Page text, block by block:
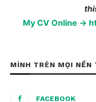
My CV Online →
MÌNH TRÊN MỌI NỀN
FACEBOOK